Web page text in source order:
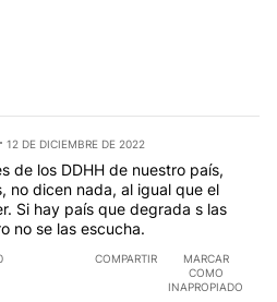
12 DE DICIEMBRE DE 2022
de los DDHH de nuestro país,
no dicen nada, al igual que el
Si hay país que degrada s las
no se las escucha.
COMPARTIR
MARCAR
COMO
INAPROPIADO